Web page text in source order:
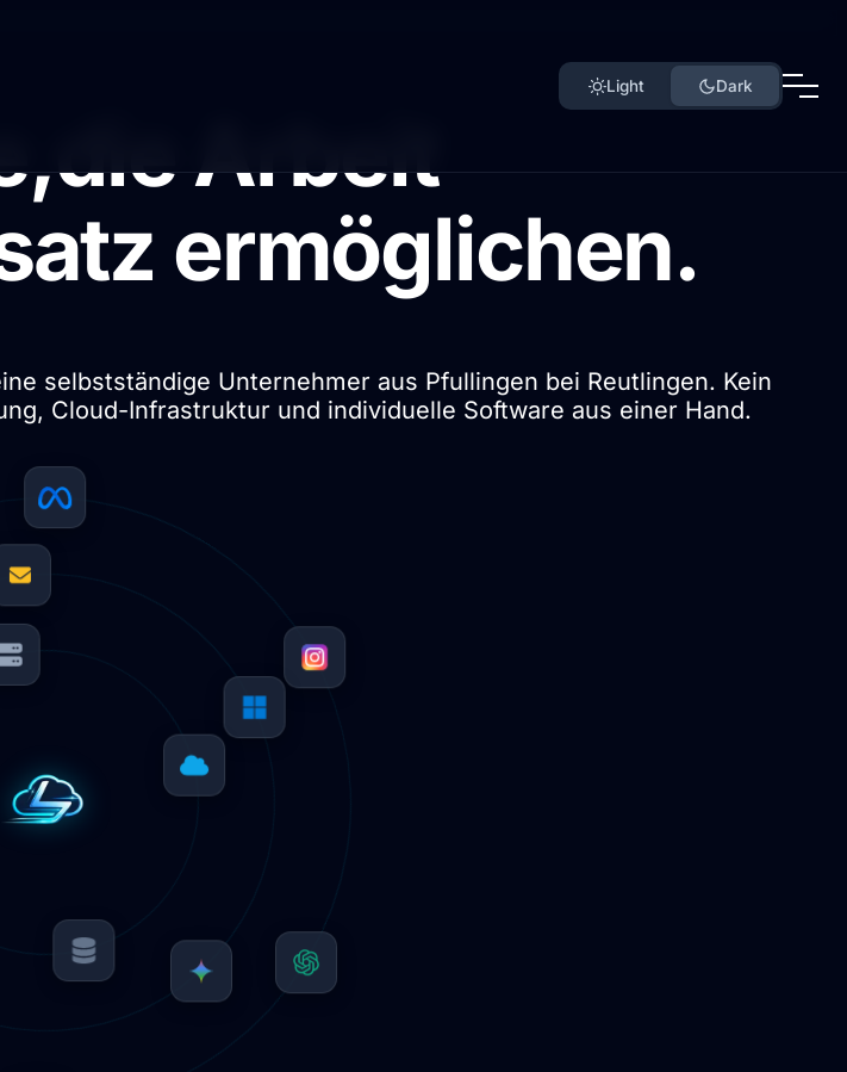
Light Dark
die Arbeit
ermöglichen.
selbstständige Unternehmer aus Pfullingen bei Reutlingen. Kein
Cloud-Infrastruktur und individuelle Software aus einer Hand.